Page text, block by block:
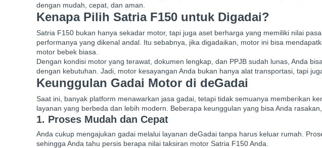
dengan mudah, cepat, dan aman.
Kenapa Pilih Satria F150 untuk Digadai?
Satria F150 bukan hanya sekadar motor, tapi juga aset berharga yang memiliki nilai
performanya yang dikenal andal. Itu sebabnya, jika digadaikan, motor ini bisa
motor bebek biasa.
Dengan kondisi motor yang terawat, dokumen lengkap, dan PPJB sudah lunas, Anda
dengan kebutuhan. Jadi, motor kesayangan Anda bukan hanya alat transportasi, tapi
Keunggulan Gadai Motor di deGadai
Saat ini, banyak platform menawarkan jasa gadai, tetapi tidak semuanya memberikan
layanan yang berbeda dan lebih modern. Beberapa keunggulan yang bisa Anda
1. Proses Mudah dan Cepat
Anda cukup mengajukan gadai melalui layanan deGadai tanpa harus keluar rumah.
sehingga Anda tahu persis berapa nilai taksiran motor Satria F150 Anda.